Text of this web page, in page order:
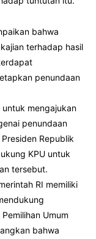
bahwa
terhadap hasil
penundaan
untuk mengajukan
penundaan
Republik
KPU untuk
tersebut.
RI memiliki
Umum
bahwa